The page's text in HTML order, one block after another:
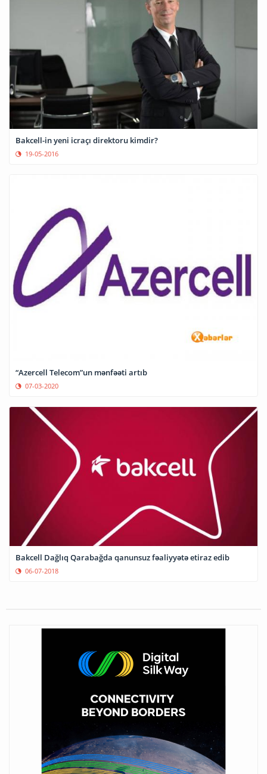
Bakcell-in yeni icraçı direktoru kimdir?
19-05-2016
“Azercell Telecom”un mənfəəti artıb
07-03-2020
Bakcell Dağlıq Qarabağda qanunsuz fəaliyyətə etiraz edib
06-07-2018